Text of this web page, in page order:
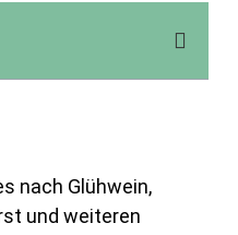
nach Glühwein,
und weiteren